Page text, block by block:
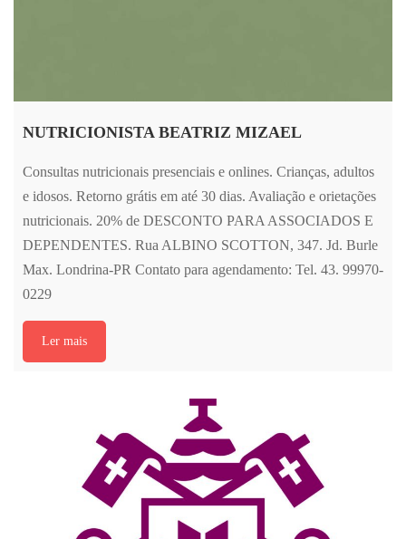
NUTRICIONISTA BEATRIZ MIZAEL
Consultas nutricionais presenciais e onlines. Crianças, adultos
e idosos. Retorno grátis em até 30 dias. Avaliação e orietações
nutricionais. 20% de DESCONTO PARA ASSOCIADOS E
DEPENDENTES. Rua ALBINO SCOTTON, 347. Jd. Burle
Max. Londrina-PR Contato para agendamento: Tel. 43. 99970-
0229
Ler mais